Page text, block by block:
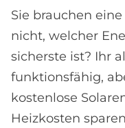
Sie brauchen
nicht, welcher
sicherste ist? Ihr
funktionsfähig,
kostenlose
Heizkosten